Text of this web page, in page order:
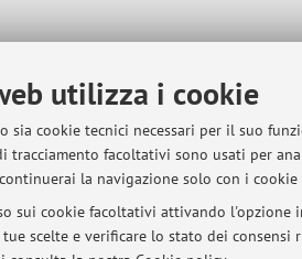
utilizza i cookie
sia cookie tecnici necessari per il suo
tracciamento facoltativi sono usati per
la navigazione solo con i cookie
sui cookie facoltativi attivando l'opzione
scelte e verificare lo stato dei